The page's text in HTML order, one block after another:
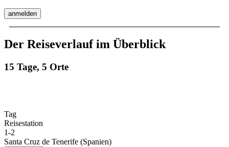
anmelden
Der Reiseverlauf im Überblick
15 Tage, 5 Orte
Tag
Reisestation
1-2
Santa Cruz de Tenerife (Spanien)